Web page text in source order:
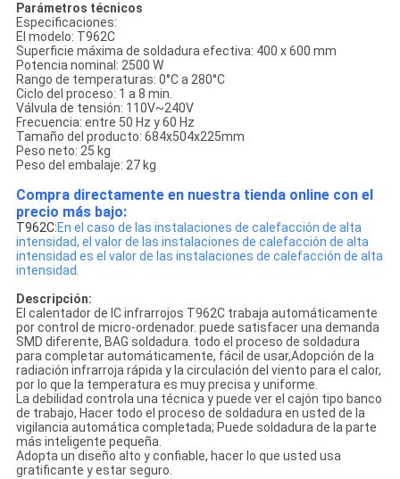
Parámetros técnicos
Especificaciones:
El modelo: T962C
Superficie máxima de soldadura efectiva: 400 x 600 mm
Potencia nominal: 2500 W
Rango de temperaturas: 0°C a 280°C
Ciclo del proceso: 1 a 8 min.
Válvula de tensión: 110V~240V
Frecuencia: entre 50 Hz y 60 Hz
Tamaño del producto: 684x504x225mm
Peso neto: 25 kg
Peso del embalaje: 27 kg
Compra directamente en nuestra tienda online con el
precio más bajo:
T962C:En el caso de las instalaciones de calefacción de alta
intensidad, el valor de las instalaciones de calefacción de alta
intensidad es el valor de las instalaciones de calefacción de alta
intensidad.
Descripción:
El calentador de IC infrarrojos T962C trabaja automáticamente
por control de micro-ordenador. puede satisfacer una demanda
SMD diferente, BAG soldadura. todo el proceso de soldadura
para completar automáticamente, fácil de usar,Adopción de la
radiación infrarroja rápida y la circulación del viento para el calor,
por lo que la temperatura es muy precisa y uniforme.
La debilidad controla una técnica y puede ver el cajón tipo banco
de trabajo, Hacer todo el proceso de soldadura en usted de la
vigilancia automática completada; Puede soldadura de la parte
más inteligente pequeña.
Adopta un diseño alto y confiable, hacer lo que usted usa
gratificante y estar seguro.